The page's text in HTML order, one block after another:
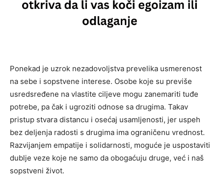
Ponekad je uzrok nezadovoljstva prevelika usmerenost
na sebe i sopstvene interese. Osobe koje su previše
usredsređene na vlastite ciljeve mogu zanemariti tuđe
potrebe, pa čak i ugroziti odnose sa drugima. Takav
pristup stvara distancu i osećaj usamljenosti, jer uspeh
bez deljenja radosti s drugima ima ograničenu vrednost.
Razvijanjem empatije i solidarnosti, moguće je uspostaviti
dublje veze koje ne samo da obogaćuju druge, već i naš
sopstveni život.